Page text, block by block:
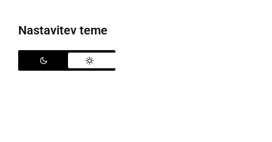
Nastavitev teme